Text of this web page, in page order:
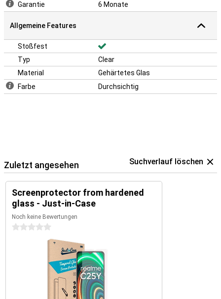
Garantie 6 Monate
Allgemeine Features
Stoßfest
Typ
Clear
Material
Gehärtetes Glas
Farbe
Durchsichtig
Zuletzt angesehen Suchverlauf löschen
Screenprotector from hardened
glass - Just-in-Case
Noch keine Bewertungen
0 Sterne